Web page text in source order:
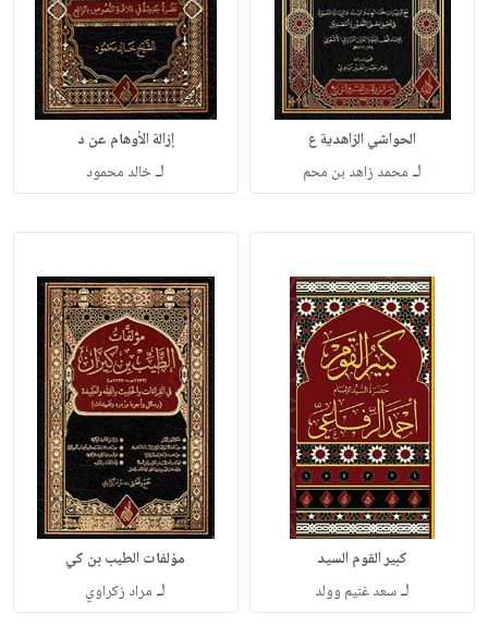
الحواشي الزاهدية ع
لـ محمد زاهد بن محم
إزالة الأوهام عن د
لـخالد محمود
كبير القوم السيد
لـسعد غنيم وولد
مؤلفات الطيب بن كي
لـ مراد زكراوي